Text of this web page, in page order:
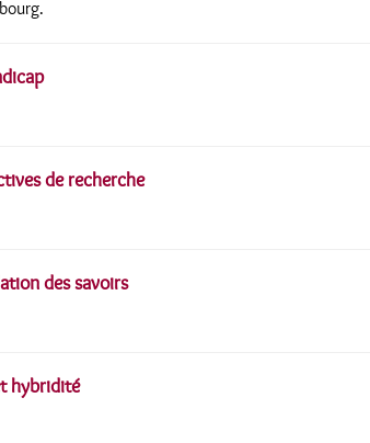
de recherche
des savoirs
hybridité